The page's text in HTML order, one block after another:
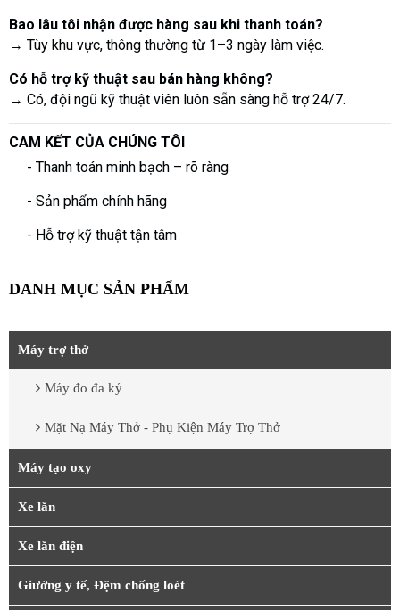
Bao lâu tôi nhận được hàng sau khi thanh toán?
→ Tùy khu vực, thông thường từ 1–3 ngày làm việc.
Có hỗ trợ kỹ thuật sau bán hàng không?
→ Có, đội ngũ kỹ thuật viên luôn sẵn sàng hỗ trợ 24/7.
CAM KẾT CỦA CHÚNG TÔI
- Thanh toán minh bạch – rõ ràng
- Sản phẩm chính hãng
- Hỗ trợ kỹ thuật tận tâm
DANH MỤC SẢN PHẨM
Máy trợ thở
Máy đo đa ký
Mặt Nạ Máy Thở - Phụ Kiện Máy Trợ Thở
Máy tạo oxy
Xe lăn
Xe lăn điện
Giường y tế, Đệm chống loét